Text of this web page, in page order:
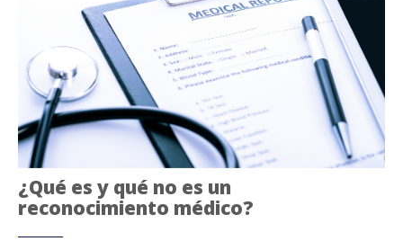
¿Qué es y qué no es un
reconocimiento médico?